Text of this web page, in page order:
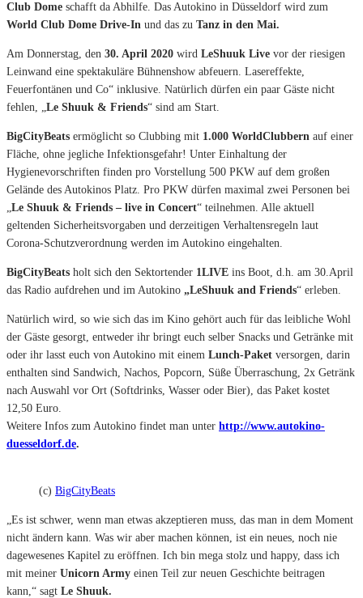
Club Dome schafft da Abhilfe. Das Autokino in Düsseldorf wird zum
World Club Dome Drive-In und das zu Tanz in den Mai.
Am Donnerstag, den 30. April 2020 wird LeShuuk Live vor der riesigen
Leinwand eine spektakuläre Bühnenshow abfeuern. Lasereffekte,
Feuerfontänen und Co“ inklusive. Natürlich dürfen ein paar Gäste nicht
fehlen, „Le Shuuk & Friends“ sind am Start.
BigCityBeats ermöglicht so Clubbing mit 1.000 WorldClubbern auf einer
Fläche, ohne jegliche Infektionsgefahr! Unter Einhaltung der
Hygienevorschriften finden pro Vorstellung 500 PKW auf dem großen
Gelände des Autokinos Platz. Pro PKW dürfen maximal zwei Personen bei
„Le Shuuk & Friends – live in Concert“ teilnehmen. Alle aktuell
geltenden Sicherheitsvorgaben und derzeitigen Verhaltensregeln laut
Corona-Schutzverordnung werden im Autokino eingehalten.
BigCityBeats holt sich den Sektortender 1LIVE ins Boot, d.h. am 30.April
das Radio aufdrehen und im Autokino „LeShuuk and Friends“ erleben.
Natürlich wird, so wie sich das im Kino gehört auch für das leibliche Wohl
der Gäste gesorgt, entweder ihr bringt euch selber Snacks und Getränke mit
oder ihr lasst euch von Autokino mit einem Lunch-Paket versorgen, darin
enthalten sind Sandwich, Nachos, Popcorn, Süße Überraschung, 2x Getränk
nach Auswahl vor Ort (Softdrinks, Wasser oder Bier), das Paket kostet
12,50 Euro.
Weitere Infos zum Autokino findet man unter http://www.autokino-
duesseldorf.de.
(c) BigCityBeats
„Es ist schwer, wenn man etwas akzeptieren muss, das man in dem Moment
nicht ändern kann. Was wir aber machen können, ist ein neues, noch nie
dagewesenes Kapitel zu eröffnen. Ich bin mega stolz und happy, dass ich
mit meiner Unicorn Army einen Teil zur neuen Geschichte beitragen
kann,“ sagt Le Shuuk.